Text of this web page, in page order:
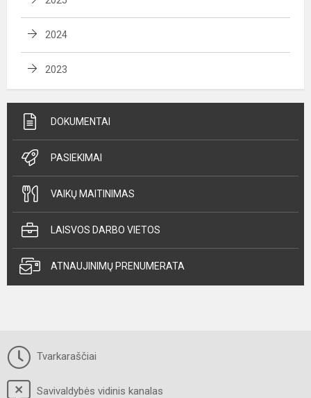
2024
2023
DOKUMENTAI
PASIEKIMAI
VAIKŲ MAITINIMAS
LAISVOS DARBO VIETOS
ATNAUJINIMŲ PRENUMERATA
Tvarkaraščiai
Savivaldybės vidinis kanalas